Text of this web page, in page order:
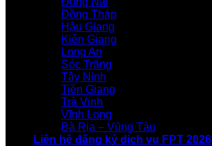
Đồng Tháp
Hậu Giang
Kiên Giang
Long An
Sóc Trăng
Tây Ninh
Tiền Giang
Trà Vinh
Vĩnh Long
Bà Rịa – Vũng Tàu
Liên hệ đăng ký dịch vụ FPT 2026